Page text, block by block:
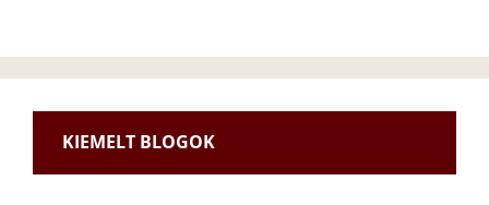
KIEMELT BLOGOK